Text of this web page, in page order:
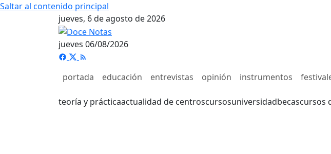
Saltar al contenido principal
jueves, 6 de agosto de 2026
jueves 06/08/2026
portada educación entrevistas opinión instrumentos
teoría y prácticaactualidad de centroscursosuniversidadbecascursos